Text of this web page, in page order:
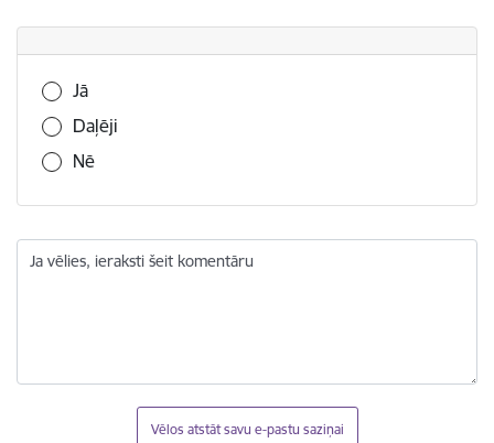
Vai šī informācija bija noderīga?
Jā
Daļēji
Nē
Ja vēlies, ieraksti šeit komentāru
Vēlos atstāt savu e-pastu saziņai